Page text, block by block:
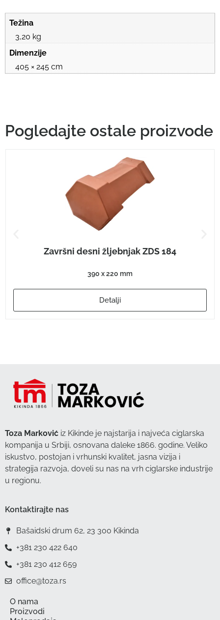
Težina
3,20 kg
Dimenzije
405 × 245 cm
Pogledajte ostale proizvode
Završni desni žljebnjak ZDS 184
390 x 220 mm
Detalji
Toza Marković iz Kikinde je najstarija i najveća ciglarska
kompanija u Srbiji, osnovana daleke 1866. godine. Veliko
iskustvo, postojan i vrhunski kvalitet, jasna vizija i
strategija razvoja, doveli su nas na vrh ciglarske industrije
u regionu.
Kontaktirajte nas
Bašaidski drum 62, 23 300 Kikinda
+381 230 422 640
+381 230 412 659
office@toza.rs
O nama
Proizvodi